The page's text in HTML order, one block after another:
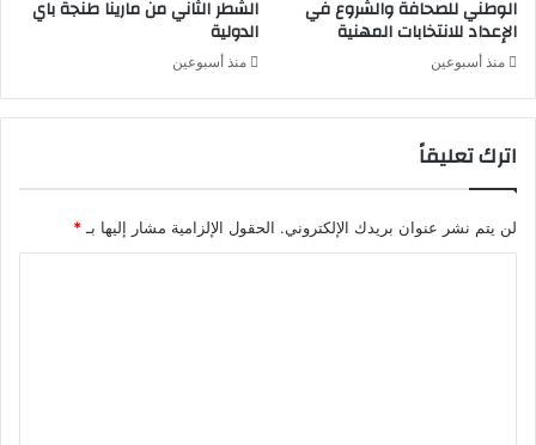
الوطني للصحافة والشروع في
الإعداد للانتخابات المهنية
منذ أسبوعين
الشطر الثاني من مارينا طنجة باي
الدولية
منذ أسبوعين
اترك تعليقاً
لن يتم نشر عنوان بريدك الإلكتروني. الحقول الإلزامية مشار إليها بـ *